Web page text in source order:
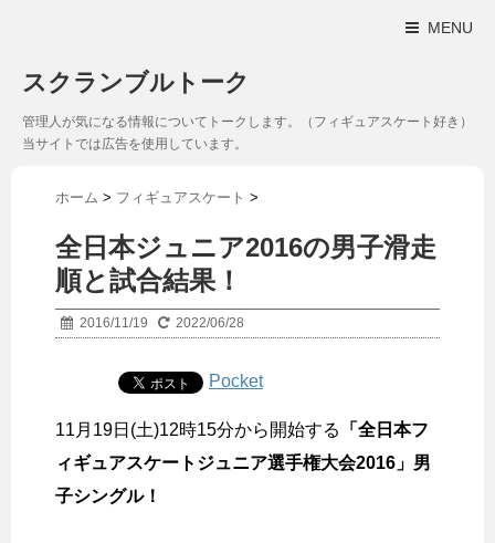
MENU
スクランブルトーク
管理人が気になる情報についてトークします。（フィギュアスケート好き）
当サイトでは広告を使用しています。
ホーム > フィギュアスケート >
全日本ジュニア2016の男子滑走
順と試合結果！
2016/11/19 2022/06/28
Pocket
11月19日(土)12時15分から開始する
「全日本フ
ィギュアスケートジュニア選手権大会2016」男
子シングル！